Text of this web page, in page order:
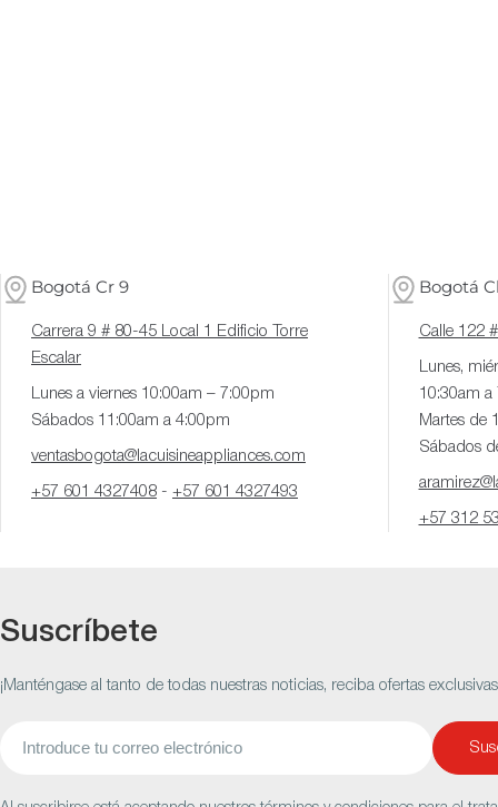
Bogotá Cr 9
Carrera 9 # 80-45 Local 1 Edificio Torre
Escalar
Lunes a viernes 10:00am – 7:00pm
Sábados 11:00am a 4:00pm
ventasbogota@lacuisineappliances.com
+57 601 4327408 - +57 601 4327493
Bogotá
Calle 122
Lunes,
10:30am a
Martes de
Sábados
+57 312
Suscríbete
¡Manténgase al tanto de todas nuestras noticias, reciba ofertas